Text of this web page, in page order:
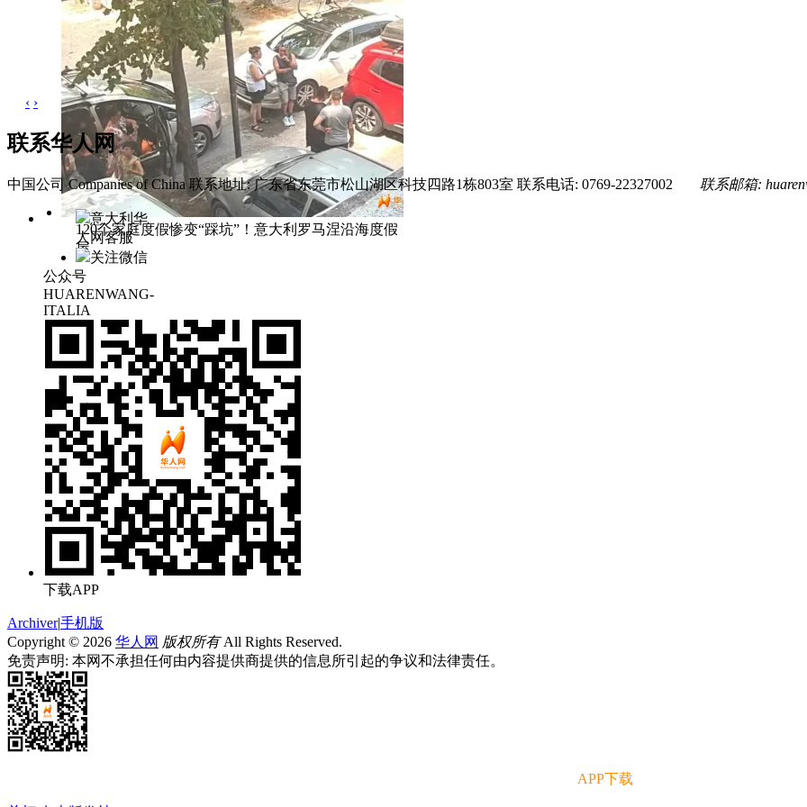
120个家庭度假惨变“踩坑”！意大利罗马涅沿海度假
屋
‹ ›
联系华人网
中国公司 Companies of China 联系地址: 广东省东莞市松山湖区科技四路1栋803室 联系电话: 0769-22327002 联系邮箱:
意大利华
人网客服
关注微信
公众号
HUARENWANG-
ITALIA
下载APP
Archiver|手机版
Copyright © 2026 华人网 版权所有All Rights Reserved.
免责声明: 本网不承担任何由内容提供商提供的信息所引起的争议和法律责任。
APP下载